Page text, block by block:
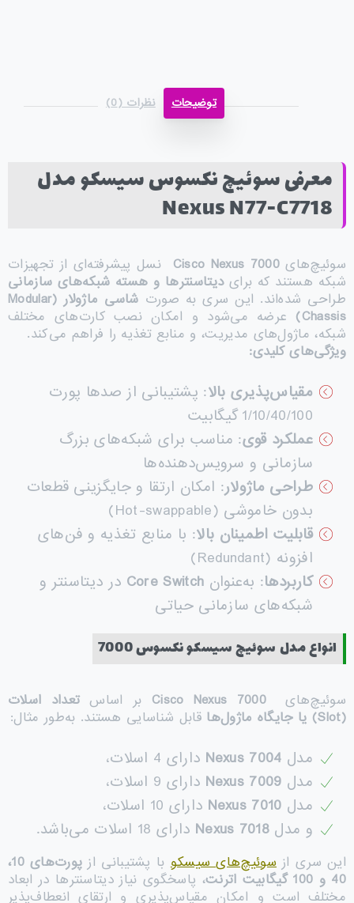
توضیحات نظرات (0)
معرفی سوئیچ نکسوس سیسکو مدل
Nexus N77-C7718
سوئیچ‌های Cisco Nexus 7000 نسل پیشرفته‌ای از تجهیزات
شبکه هستند که برایدیتاسنترها و هسته شبکه‌های سازمانی
طراحی شده‌اند. این سری به صورت شاسی ماژولار (Modular
Chassis)
عرضه می‌شود و امکان نصب کارت‌های مختلف
شبکه، ماژول‌های مدیریت، و منابع تغذیه را فراهم می‌کند.
ویژگی‌های کلیدی:
مقیاس‌پذیری بالا: پشتیبانی از صدها پورت
1/10/40/100 گیگابیت
عملکرد قوی: مناسب برای شبکه‌های بزرگ
سازمانی و سرویس‌دهنده‌ها
طراحی ماژولار: امکان ارتقا و جایگزینی قطعات
بدون خاموشی (Hot-swappable)
قابلیت اطمینان بالا: با منابع تغذیه و فن‌های
افزونه (Redundant)
کاربردها: به‌عنوان Core Switch در دیتاسنتر و
شبکه‌های سازمانی حیاتی
انواع مدل سوئیچ سیسکو نکسوس 7000
سوئیچ‌هایCisco Nexus 7000 بر اساس تعداد اسلات
(Slot)
یا جایگاه ماژول‌ها قابل شناسایی هستند. به‌طور مثال:
مدل Nexus 7004 دارای 4 اسلات،
مدل Nexus 7009 دارای 9 اسلات،
مدل Nexus 7010 دارای 10 اسلات،
و مدل Nexus 7018 دارای 18 اسلات می‌باشد.
این سری از سوئیچ‌های سیسکوبا پشتیبانی از
پورت‌های 10،
40 و 100 گیگابیت اترنت
، پاسخگوی نیاز دیتاسنترها در ابعاد
مختلف است و امکان مقیاس‌پذیری و ارتقای انعطاف‌پذیر